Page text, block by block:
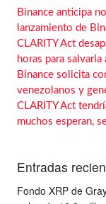
Binance anticipa
lanzamiento de
CLARITY Act
horas para
Binance solicita
venezolanos y
CLARITY Act
muchos esperan,
Entradas
Fondo XRP de